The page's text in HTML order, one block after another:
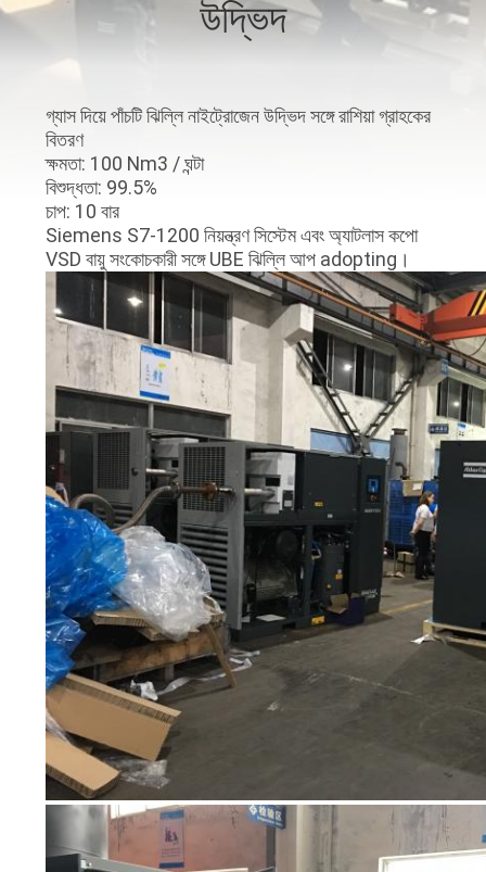
নিয়ন্ত্রণ
সাথে
যোগাযোগ
করুন
মামলা
একটি
উদ্ধৃতি
অনুরোধ
করুন
NEWS
সাইট
ম্যাপ
গোপনীয়তা
উদ্ভিদ
গ্যাস দিয়ে পাঁচটি ঝিল্লি নাইট্রোজেন উদ্ভিদ সঙ্গে রাশিয়া গ্রাহকের
বিতরণ
ক্ষমতা: 100 Nm3 / ঘন্টা
বিশুদ্ধতা: 99.5%
চাপ: 10 বার
Siemens S7-1200 নিয়ন্ত্রণ সিস্টেম এবং অ্যাটলাস কপো
VSD বায়ু সংকোচকারী সঙ্গে UBE ঝিল্লি আপ adopting।